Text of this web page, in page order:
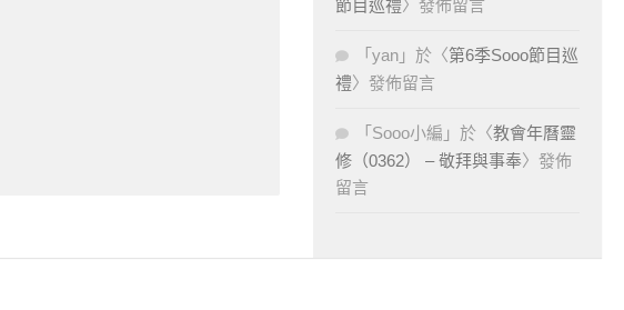
節目巡禮〉發佈留言
「 yan 」於〈第6季Sooo節目巡
禮〉發佈留言
「 Sooo小編 」於〈教會年曆靈
修（0362） – 敬拜與事奉〉發佈
留言